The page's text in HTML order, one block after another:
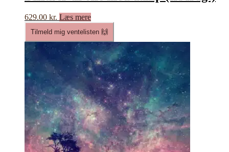
629.00 kr. Læs mere
Tilmeld mig ventelisten 🙌